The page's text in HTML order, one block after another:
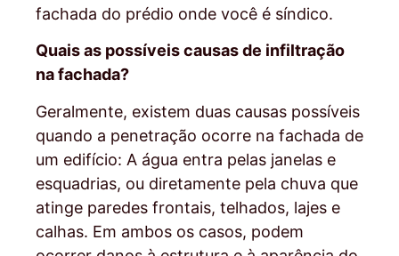
fachada do prédio onde você é síndico.
Quais as possíveis causas de infiltração
na fachada?
Geralmente, existem duas causas possíveis
quando a penetração ocorre na fachada de
um edifício: A água entra pelas janelas e
esquadrias, ou diretamente pela chuva que
atinge paredes frontais, telhados, lajes e
calhas. Em ambos os casos, podem